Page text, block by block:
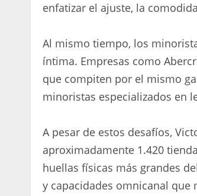
enfatizar el ajuste, la
Al mismo tiempo, los
íntima. Empresas como
que compiten por el mismo
minoristas especializados en
A pesar de estos desafíos,
aproximadamente 1.420
huellas físicas más grandes
y capacidades omnicanal